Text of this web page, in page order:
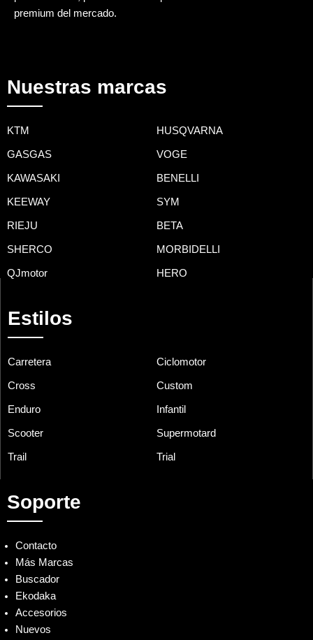
premium del mercado.
Nuestras marcas
KTM HUSQVARNA
GASGAS VOGE
KAWASAKI BENELLI
KEEWAY SYM
RIEJU BETA
SHERCO MORBIDELLI
QJmotor HERO
Estilos
Carretera Ciclomotor
Cross Custom
Enduro Infantil
Scooter Supermotard
Trail Trial
Soporte
Contacto
Más Marcas
Buscador
Ekodaka
Accesorios
Nuevos